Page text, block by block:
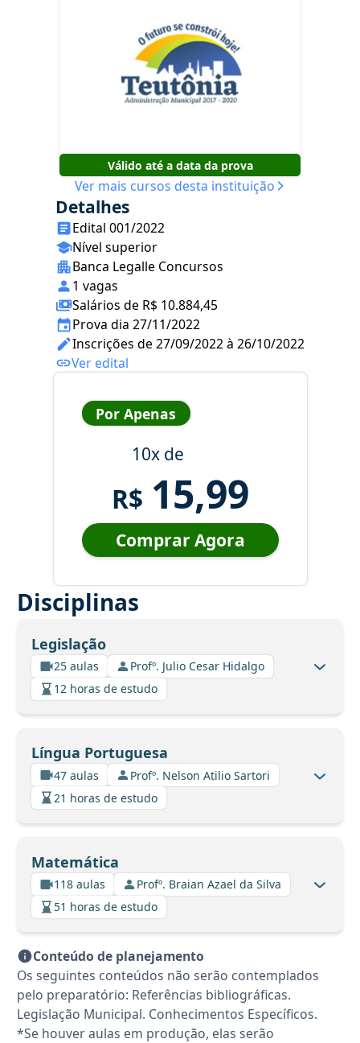
Válido até a data da prova
Ver mais cursos desta instituição
Detalhes
Edital 001/2022
Nível superior
Banca Legalle Concursos
1 vagas
Salários de R$ 10.884,45
Prova dia 27/11/2022
Inscrições de 27/09/2022 à 26/10/2022
Ver edital
Por Apenas
10x de
R$ 15,99
Comprar Agora
Disciplinas
Legislação
25 aulas
Profº. Julio Cesar Hidalgo
12 horas de estudo
Língua Portuguesa
47 aulas
Profº. Nelson Atilio Sartori
21 horas de estudo
Matemática
118 aulas
Profº. Braian Azael da Silva
51 horas de estudo
Conteúdo de planejamento
Os seguintes conteúdos não serão contemplados
pelo preparatório: Referências bibliográficas.
Legislação Municipal. Conhecimentos Específicos.
*Se houver aulas em produção, elas serão